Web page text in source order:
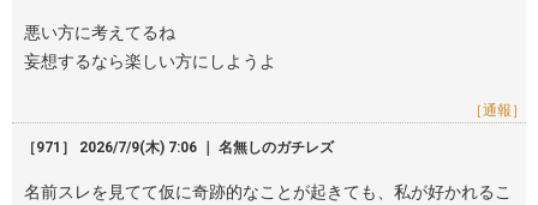
悪い方に考えてるね
妄想するなら楽しい方にしようよ
［通報］
［971］ 2026/7/9(木) 7:06 ｜ 名無しのガチレズ
名前スレを見てて仮に奇跡的なことが起きても、私が好かれるこ